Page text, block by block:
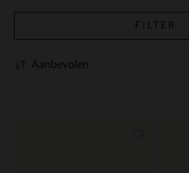
FILTER
Aanbevolen